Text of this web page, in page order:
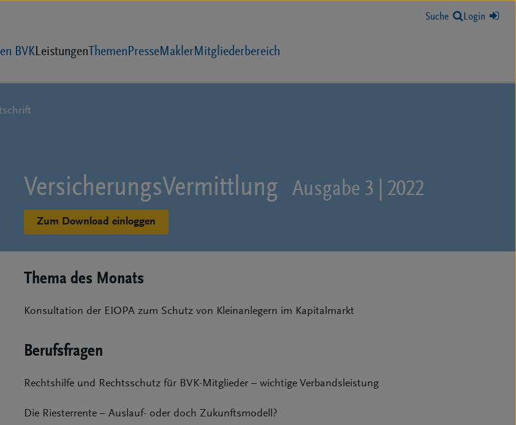
BVKLeistungen ThemenPresseMaklerMitgliederbereich
Suche Login
Versicherungs­Vermittlung Ausgabe 3 | 2022
Zum Download einloggen
Thema des Monats
Konsultation der EIOPA zum Schutz von Kleinanlegern im Kapitalmarkt
Berufsfragen
Rechtshilfe und Rechtsschutz für BVK-Mitglieder – wichtige Verbandsleistung
Die Riesterrente – Auslauf- oder doch Zukunftsmodell?